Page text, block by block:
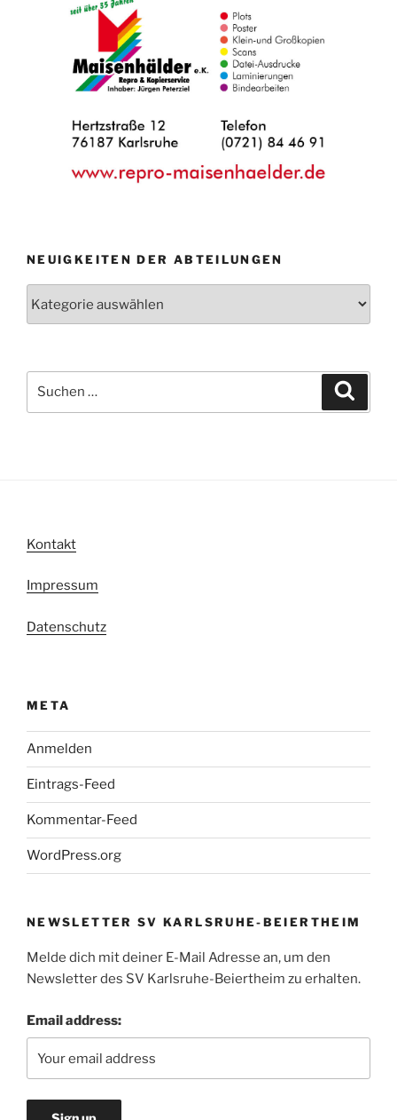
NEUIGKEITEN DER ABTEILUNGEN
nach:
Kontakt
Impressum
Datenschutz
META
Anmelden
Eintrags-Feed
Kommentar-Feed
WordPress.org
NEWSLETTER SV KARLSRUHE-BEIERTHEIM
Melde dich mit deiner E-Mail Adresse an, um den
Newsletter des SV Karlsruhe-Beiertheim zu erhalten.
Email address: